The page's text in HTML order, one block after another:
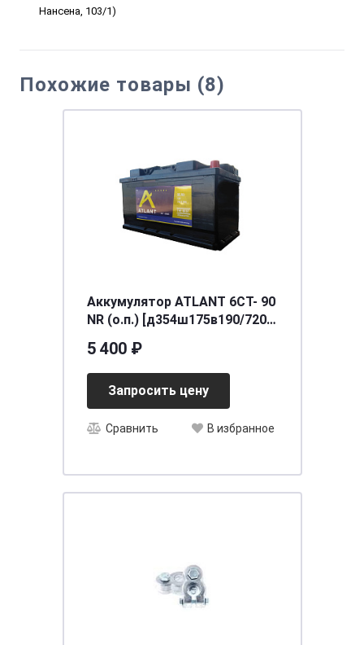
Нансена, 103/1)
Похожие товары (8)
Аккумулятор ATLANT 6СТ- 90
NR (о.п.) [д354ш175в190/720]
5 400 ₽
Запросить цену
Сравнить В избранное